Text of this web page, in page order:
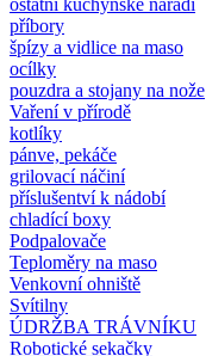
ostatní kuchyňské nářadí
příbory
špízy a vidlice na maso
ocílky
pouzdra a stojany na nože
Vaření v přírodě
kotlíky
pánve, pekáče
grilovací náčiní
příslušentví k nádobí
chladící boxy
Podpalovače
Teploměry na maso
Venkovní ohniště
Svítilny
ÚDRŽBA TRÁVNÍKU
Robotické sekačky